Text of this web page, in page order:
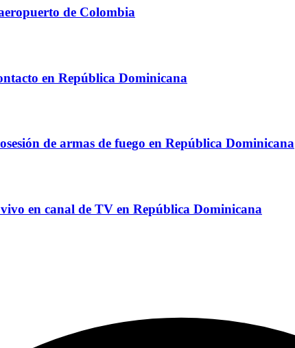
de Colombia
en República Dominicana
de armas de fuego en República Dominicana
en canal de TV en República Dominicana